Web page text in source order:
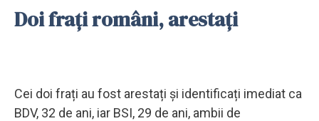
Doi frați români, arestați
Cei doi frați au fost arestați și identificați imediat ca
BDV, 32 de ani, iar BSI, 29 de ani, ambii de